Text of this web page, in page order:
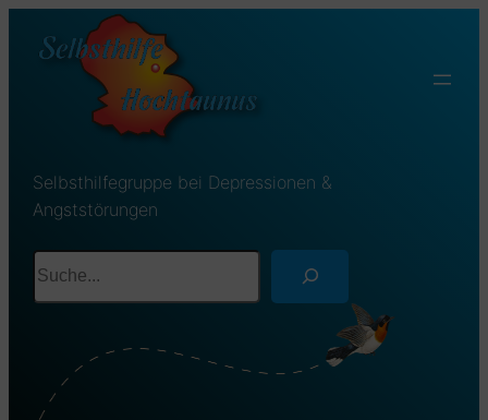
Selbsthilfegruppe bei Depressionen &
Angststörungen
Suchen